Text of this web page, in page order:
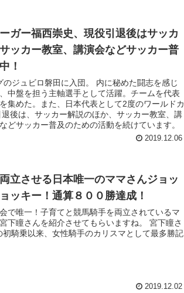
ガー福西崇史、現役引退後はサッカ
ッカー教室、講演会などサッカー普
！
のジュビロ磐田に入団。 内に秘めた闘志を感じ
中盤を担う主軸選手として活躍。チームを代表
集めた。また、日本代表として2度のワールドカ
後は、サッカー解説のほか、サッカー教室、講
どサッカー普及のための活動を続けています。
2019.12.06
立させる日本唯一のママさんジョッ
ッキー！通算８００勝達成！
で唯一！子育てと競馬騎手を両立されているマ
下瞳さんを紹介させてもらいますね。 宮下瞳さ
初騎乗以来、女性騎手のカリスマとして最多勝記
2019.12.02